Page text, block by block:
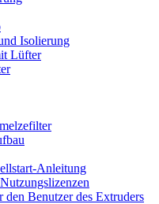
Isolierung
Lüfter
Anleitung
Benutzer des Extruders